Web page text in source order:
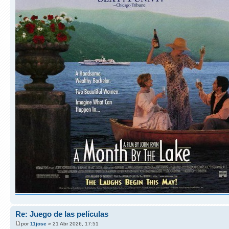
Re: Juego de las películas
por11jose » 21 Abr 2026, 17:51